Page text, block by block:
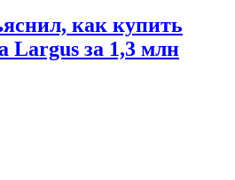
как купить
Largus за 1,3 млн